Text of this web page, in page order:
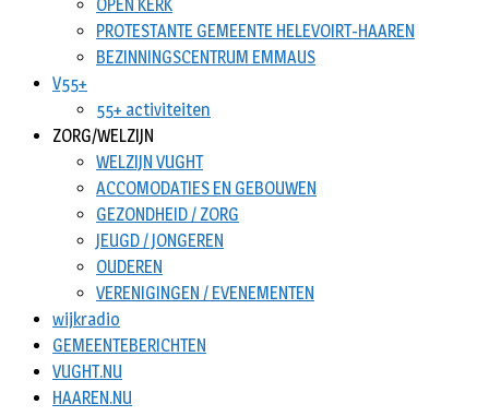
OPEN KERK
PROTESTANTE GEMEENTE HELEVOIRT-HAAREN
BEZINNINGSCENTRUM EMMAUS
V55+
55+ activiteiten
ZORG/WELZIJN
WELZIJN VUGHT
ACCOMODATIES EN GEBOUWEN
GEZONDHEID / ZORG
JEUGD / JONGEREN
OUDEREN
VERENIGINGEN / EVENEMENTEN
wijkradio
GEMEENTEBERICHTEN
VUGHT.NU
HAAREN.NU